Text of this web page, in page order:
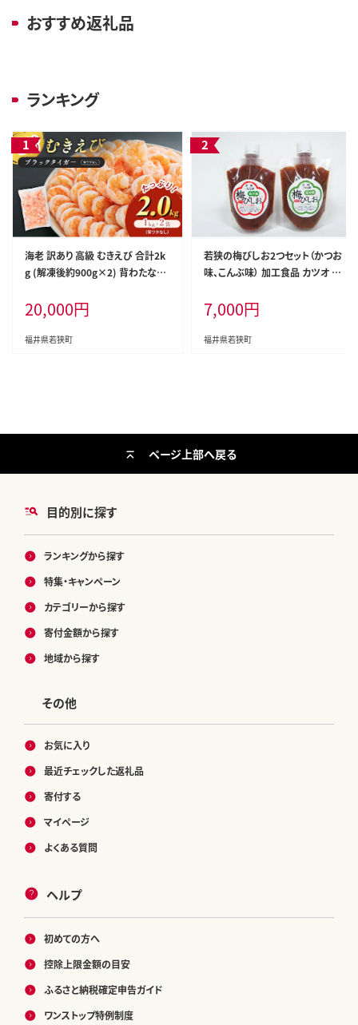
おすすめ返礼品
ランキング
海老 訳あり 高級 むきえび 合計2k
g (解凍後約900g×2) 背わたなし
20,000円
福井県若狭町
若狭の梅びしお2つセット（かつお
味、こんぶ味） 加工食品 カツオ 昆
7,000円
福井県若狭町
目的別に探す
ランキングから探す
特集・キャンペーン
カテゴリーから探す
寄付金額から探す
地域から探す
その他
お気に入り
最近チェックした返礼品
寄付する
マイページ
よくある質問
ヘルプ
初めての方へ
控除上限金額の目安
ふるさと納税確定申告ガイド
ワンストップ特例制度
ページ上部へ戻る